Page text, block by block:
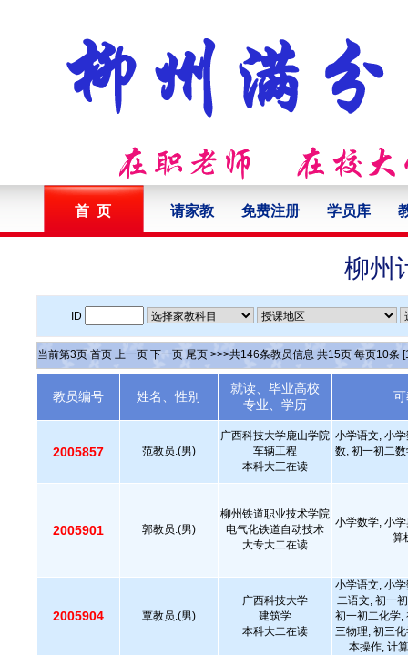
首 页 请家教 免费注册 学员库
柳州
ID
当前第3页 首页 上一页 下一页 尾页 >>>共146条教员信息 共15页 每页10条
教员编号 姓名、性别
就读、毕业高校
专业、学历
2005857 范教员.(男)
广西科技大学鹿山学院
车辆工程
本科大三在读
小学语文, 小
数, 初一初二
2005901 郭教员.(男)
柳州铁道职业技术学院
电气化铁道自动技术
大专大二在读
小学数学, 小
算
2005904 覃教员.(男)
广西科技大学
建筑学
本科大二在读
小学语文, 小
二语文, 初一
初一初二化学,
三物理, 初三
本操作, 计